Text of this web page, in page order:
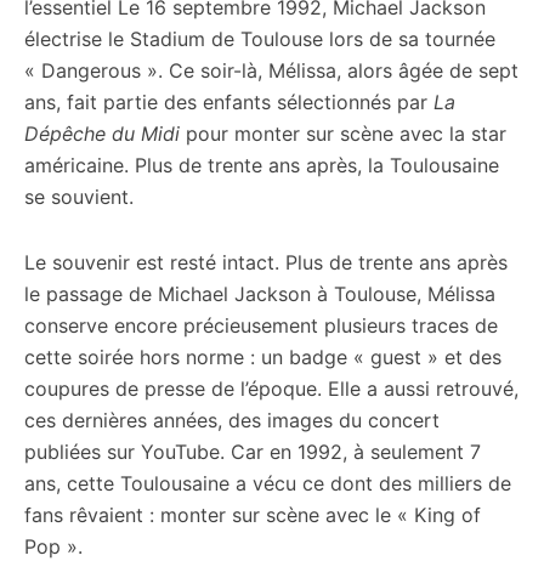
l’essentiel Le 16 septembre 1992, Michael Jackson
électrise le Stadium de Toulouse lors de sa tournée
« Dangerous ». Ce soir-là, Mélissa, alors âgée de sept
ans, fait partie des enfants sélectionnés par La
Dépêche du Midi pour monter sur scène avec la star
américaine. Plus de trente ans après, la Toulousaine
se souvient.
Le souvenir est resté intact. Plus de trente ans après
le passage de Michael Jackson à Toulouse, Mélissa
conserve encore précieusement plusieurs traces de
cette soirée hors norme : un badge « guest » et des
coupures de presse de l’époque. Elle a aussi retrouvé,
ces dernières années, des images du concert
publiées sur YouTube. Car en 1992, à seulement 7
ans, cette Toulousaine a vécu ce dont des milliers de
fans rêvaient : monter sur scène avec le « King of
Pop ».